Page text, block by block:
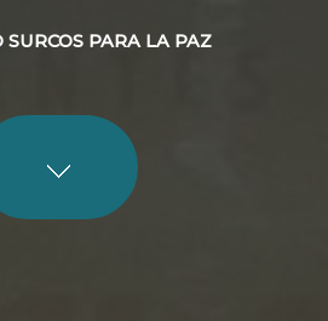
PARA LA PAZ